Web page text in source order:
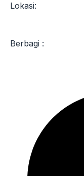
Lokasi:
Berbagi :